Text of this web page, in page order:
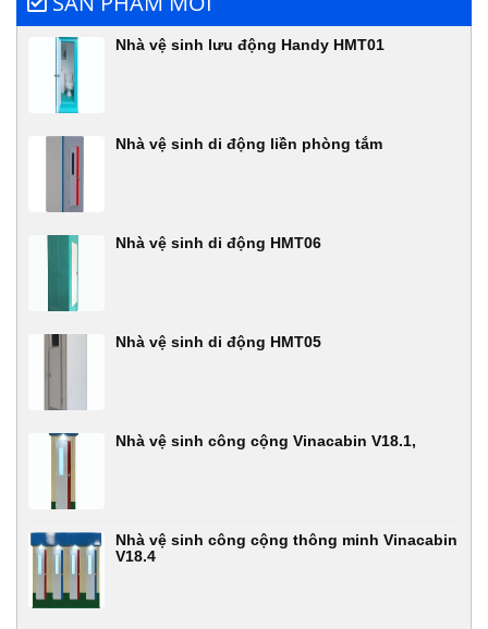
Nhà vệ sinh lưu động Handy HMT01
Nhà vệ sinh di động liền phòng tắm
Nhà vệ sinh di động HMT06
Nhà vệ sinh di động HMT05
Nhà vệ sinh công cộng Vinacabin V18.1,
Nhà vệ sinh công cộng thông minh Vinacabin
V18.4